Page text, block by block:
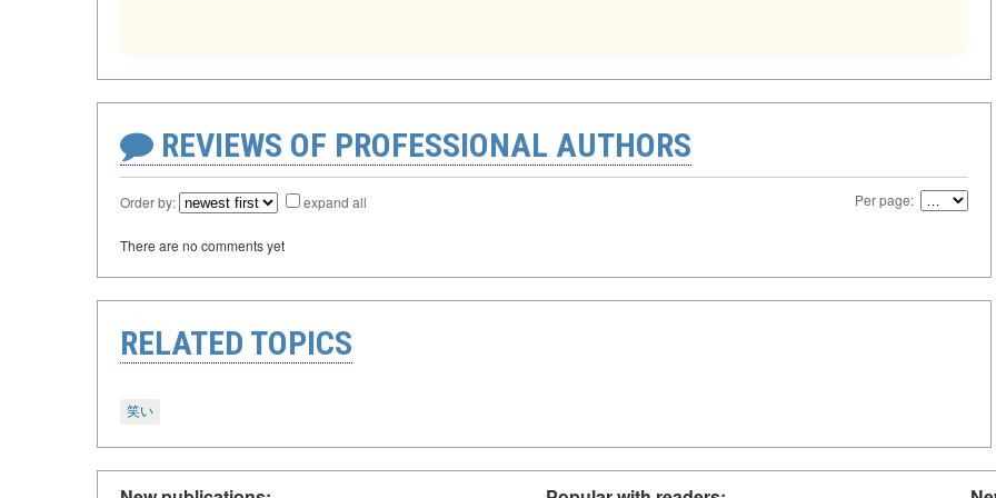
REVIEWS OF PROFESSIONAL AUTHORS
Order by: expand all Per page:
There are no comments yet
RELATED TOPICS
笑い